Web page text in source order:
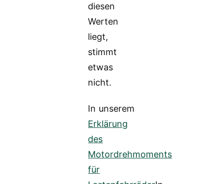
diesen
Werten
liegt,
stimmt
etwas
nicht.
In unserem
Erklärung
des
Motordrehmoments
für